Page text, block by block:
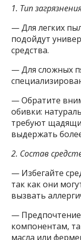
1. Тип
— Для легких
подойдут
средства.
— Для сложных
— Обратите
обивки:
требуют
выдержать
2. Состав
— Избегайте
так как они
вызвать
—
компонентам,
масла или